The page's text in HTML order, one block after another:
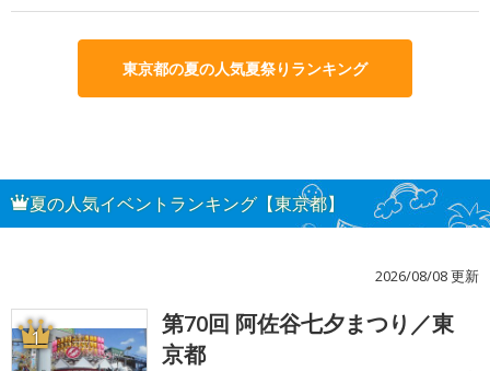
東京都の夏の人気夏祭りランキング
夏の人気イベントランキング【東京都】
2026/08/08 更新
1
第70回 阿佐谷七夕まつり／東
京都